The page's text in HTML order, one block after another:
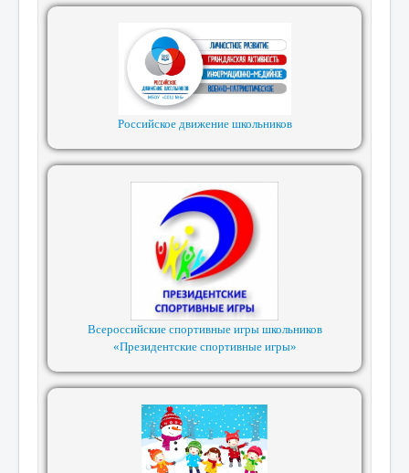
Российское движение школьников
Всероссийские спортивные игры школьников
«Президентские спортивные игры»